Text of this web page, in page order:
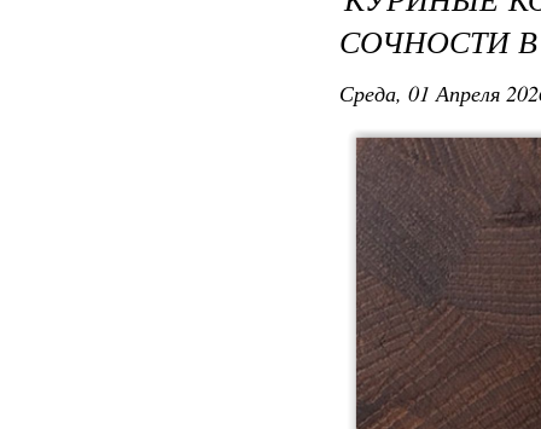
СОЧНОСТИ
Среда, 01 Апреля